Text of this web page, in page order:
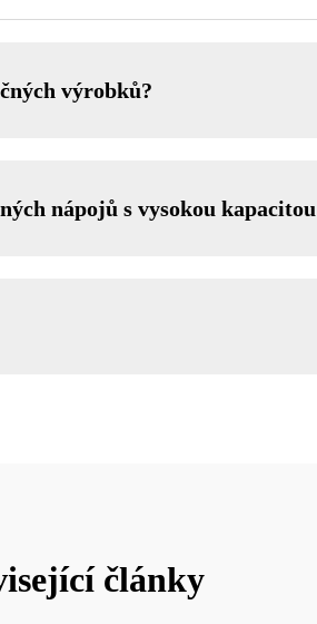
výrobků?
nápojů s vysokou
články